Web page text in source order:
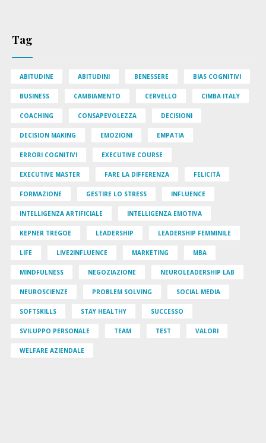
Tag
ABITUDINE ABITUDINI BENESSERE BIAS COGNITIVI
BUSINESS CAMBIAMENTO CERVELLO CIMBA ITALY
COACHING CONSAPEVOLEZZA DECISIONI
DECISION MAKING EMOZIONI EMPATIA
ERRORI COGNITIVI EXECUTIVE COURSE
EXECUTIVE MASTER FARE LA DIFFERENZA FELICITÀ
FORMAZIONE GESTIRE LO STRESS INFLUENCE
INTELLIGENZA ARTIFICIALE INTELLIGENZA EMOTIVA
KEPNER TREGOE LEADERSHIP LEADERSHIP FEMMINILE
LIFE LIVE2INFLUENCE MARKETING MBA
MINDFULNESS NEGOZIAZIONE NEUROLEADERSHIP LAB
NEUROSCIENZE PROBLEM SOLVING SOCIAL MEDIA
SOFTSKILLS STAY HEALTHY SUCCESSO
SVILUPPO PERSONALE TEAM TEST VALORI
WELFARE AZIENDALE